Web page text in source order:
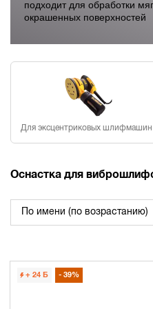
подходит для обработки
окрашенных поверхностей
Для эксцентриковых шлифмашин
Оснастка для
По имени (по возрастанию)
+ 24 Б 39%